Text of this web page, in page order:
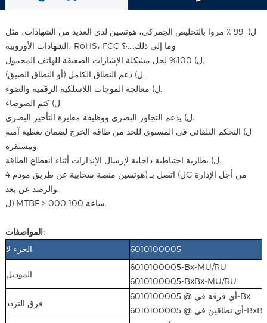
ل) 99 ٪ مروا بالتخليص الجمركي، هوتسين لدي العديد من الشهادات، مثل
الشهادات الأوروبية، RoHS، FCC وما إلى ذلك....·؟
ل) 100% لحل مشكلة الإشارات الضعيفة للهاتف المحمول.
ل) دعم النطاق الكامل (أو النطاق الضيق).
ل) معالجة الموجات اللاسلكية الرقمية والضوء.
ل) كتم الضوضاء.
ل) يدعم التجاوز البصري ووظيفة معايرة التأخير البصري.
ل) التحكم التلقائي في المستوى للحد من طاقة الخرج لضمان تغطية آمنة
ومستقرة.
ل) بطارية احتياطية داخلية لإرسال الإنذارات أثناء انقطاع الطاقة.
ل) اتصل بـ (هوتسين منصة سحابية عن طريق مودم 4G من أجل الإدارة
والرصد عن بعد.
ل) MTBF > 000 100 ساعة.
المواصفات:
الجزء لا.
6010100005
الموديل
6010100005-Bx-MU/RU
6010100005-BxBx-MU/RU
فرق التردد
أي فرقة في @ 6010100005-Bx
أي نطاقين في @ 6010100005-BxBx